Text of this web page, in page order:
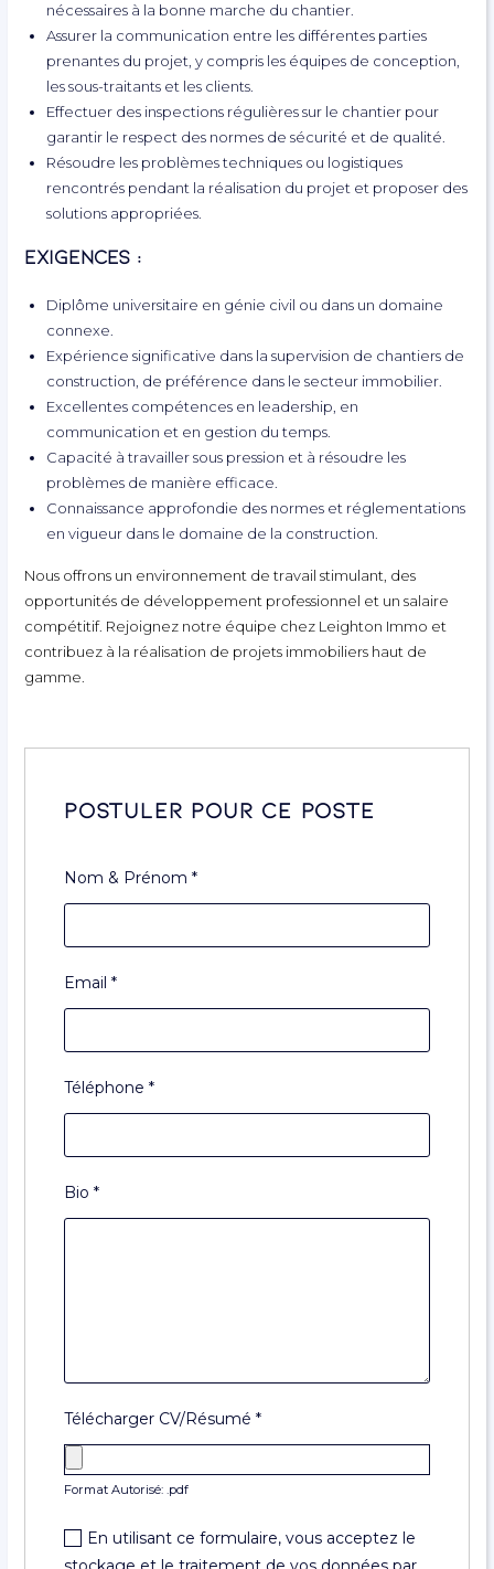
nécessaires à la bonne marche du chantier.
Assurer la communication entre les différentes parties
prenantes du projet, y compris les équipes de conception,
les sous-traitants et les clients.
Effectuer des inspections régulières sur le chantier pour
garantir le respect des normes de sécurité et de qualité.
Résoudre les problèmes techniques ou logistiques
rencontrés pendant la réalisation du projet et proposer des
solutions appropriées.
Exigences :
Diplôme universitaire en génie civil ou dans un domaine
connexe.
Expérience significative dans la supervision de chantiers de
construction, de préférence dans le secteur immobilier.
Excellentes compétences en leadership, en
communication et en gestion du temps.
Capacité à travailler sous pression et à résoudre les
problèmes de manière efficace.
Connaissance approfondie des normes et réglementations
en vigueur dans le domaine de la construction.
Nous offrons un environnement de travail stimulant, des
opportunités de développement professionnel et un salaire
compétitif. Rejoignez notre équipe chez Leighton Immo et
contribuez à la réalisation de projets immobiliers haut de
gamme.
Postuler pour ce poste
Nom & Prénom *
Email *
Téléphone *
Bio *
Télécharger CV/Résumé *
Format Autorisé: .pdf
En utilisant ce formulaire, vous acceptez le